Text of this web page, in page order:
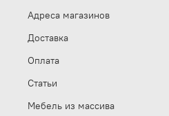
Адреса магазинов
Доставка
Оплата
Статьи
Мебель из массива